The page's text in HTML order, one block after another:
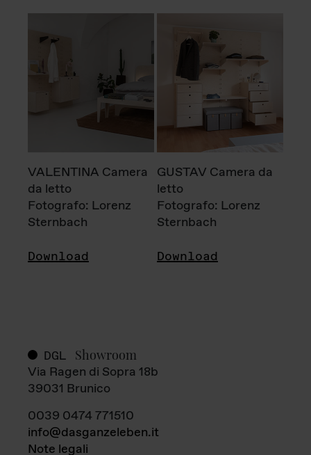
VALENTINA Camera
da letto
Fotografo: Lorenz
Sternbach
Download
GUSTAV Camera da
letto
Fotografo: Lorenz
Sternbach
Download
DGL Showroom
Via Ragen di Sopra 18b
39031 Brunico
0039 0474 771510
info@dasganzeleben.it
Note legali